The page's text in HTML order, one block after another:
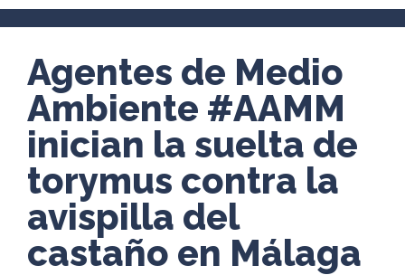
Agentes de Medio
Ambiente #AAMM
inician la suelta de
torymus contra la
avispilla del
castaño en Málaga